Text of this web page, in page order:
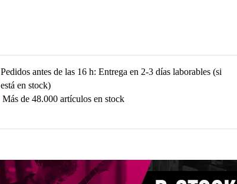
Pedidos antes de las 16 h: Entrega en 2-3 días laborables (si
está en stock)
Más de 48.000 artículos en stock